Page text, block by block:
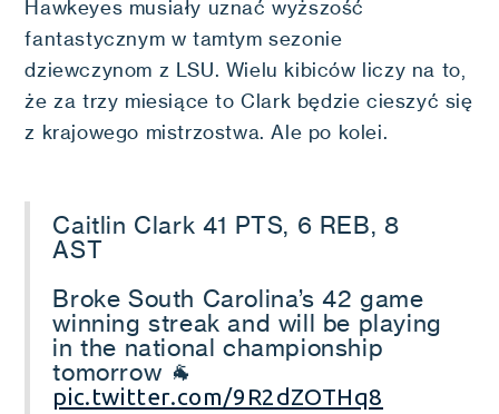
Hawkeyes musiały uznać wyższość
fantastycznym w tamtym sezonie
dziewczynom z LSU. Wielu kibiców liczy na to,
że za trzy miesiące to Clark będzie cieszyć się
z krajowego mistrzostwa. Ale po kolei.
Caitlin Clark 41 PTS, 6 REB, 8
AST
Broke South Carolina’s 42 game
winning streak and will be playing
in the national championship
tomorrow 🐐
pic.twitter.com/9R2dZOTHq8